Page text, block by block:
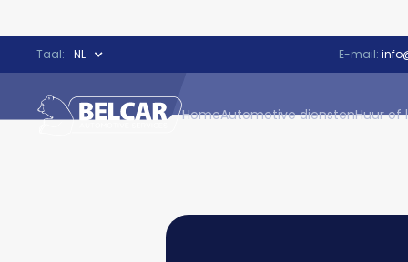
Taal: NL E-mail:
HomeAutomotive dienstenHuur of